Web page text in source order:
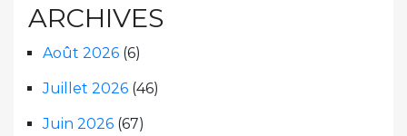
ARCHIVES
Août 2026 (6)
Juillet 2026 (46)
Juin 2026 (67)